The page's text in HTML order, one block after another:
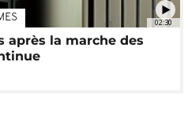
02:30
après la marche des